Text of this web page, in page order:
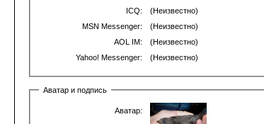
ICQ:
(Неизвестно)
MSN Messenger:
(Неизвестно)
AOL IM:
(Неизвестно)
Yahoo! Messenger:
(Неизвестно)
Аватар и подпись
Аватар: